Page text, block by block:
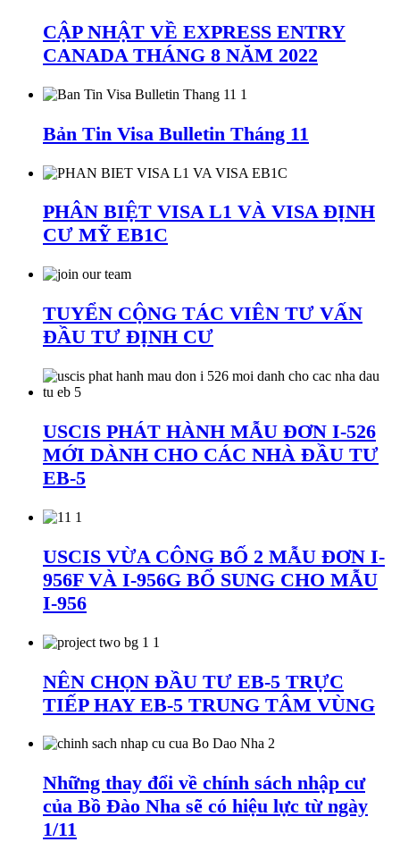
CẬP NHẬT VỀ EXPRESS ENTRY
CANADA THÁNG 8 NĂM 2022
Bản Tin Visa Bulletin Tháng 11
PHÂN BIỆT VISA L1 VÀ VISA ĐỊNH
CƯ MỸ EB1C
TUYỂN CỘNG TÁC VIÊN TƯ VẤN
ĐẦU TƯ ĐỊNH CƯ
USCIS PHÁT HÀNH MẪU ĐƠN I-526
MỚI DÀNH CHO CÁC NHÀ ĐẦU TƯ
EB-5
USCIS VỪA CÔNG BỐ 2 MẪU ĐƠN I-
956F VÀ I-956G BỔ SUNG CHO MẪU
I-956
NÊN CHỌN ĐẦU TƯ EB-5 TRỰC
TIẾP HAY EB-5 TRUNG TÂM VÙNG
Những thay đổi về chính sách nhập cư
của Bồ Đào Nha sẽ có hiệu lực từ ngày
1/11